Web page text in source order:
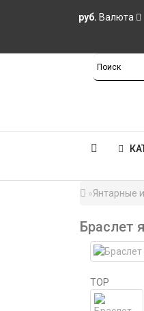
руб. Валюта
Янтарные
Браслет
TOP